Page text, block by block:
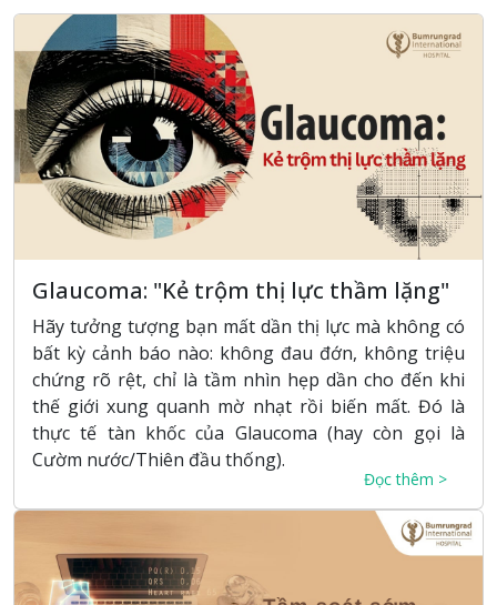
Glaucoma: "Kẻ trộm thị lực thầm lặng"
Hãy tưởng tượng bạn mất dần thị lực mà không có
bất kỳ cảnh báo nào: không đau đớn, không triệu
chứng rõ rệt, chỉ là tầm nhìn hẹp dần cho đến khi
thế giới xung quanh mờ nhạt rồi biến mất. Đó là
thực tế tàn khốc của Glaucoma (hay còn gọi là
Cườm nước/Thiên đầu thống).
Đọc thêm >